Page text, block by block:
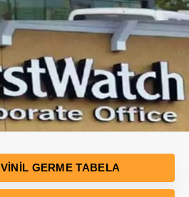
VINIL GERME TABELA